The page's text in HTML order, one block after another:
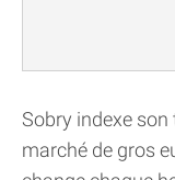
Sobry indexe son
marché de gros